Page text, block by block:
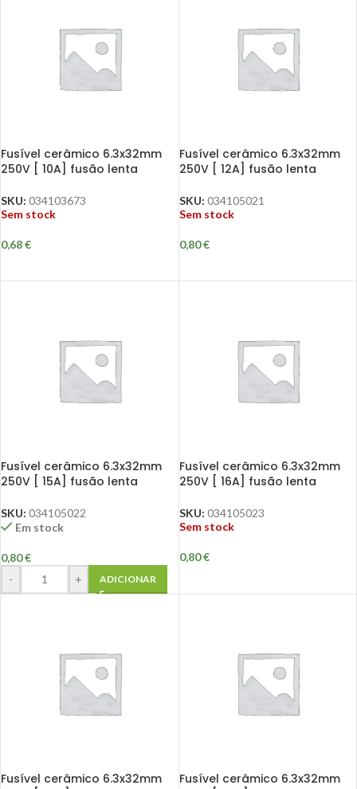
Fusível cerâmico 6.3x32mm
250V [ 10A] fusão lenta
SKU: 034103673
Sem stock
0,68€
Fusível cerâmico 6.3x32mm
250V [ 12A] fusão lenta
SKU: 034105021
Sem stock
0,80€
Fusível cerâmico 6.3x32mm
250V [ 15A] fusão lenta
SKU: 034105022
Em stock
0,80€
-
+ ADICIONAR
Fusível cerâmico 6.3x32mm
250V [ 16A] fusão lenta
SKU: 034105023
Sem stock
0,80€
Fusível cerâmico 6.3x32mm
Fusível cerâmico 6.3x32mm